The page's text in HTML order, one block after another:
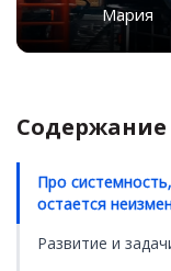
Мария
Содержание
Про
остается
Развитие и